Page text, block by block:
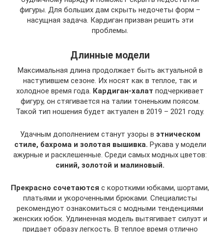
фигуры. Для больших дам скрыть недочеты форм –
насущная задача. Кардиган призван решить эти
проблемы.
Длинные модели
Максимальная длина продолжает быть актуальной в
наступившем сезоне. Их носят как в теплое, так и
холодное время года. Кардиган-халат подчеркивает
фигуру, он стягивается на талии тоненьким поясом.
Такой тип ношения будет актуален в 2019 – 2021 году.
Удачным дополнением станут узоры в этническом
стиле, бахрома и золотая вышивка. Рукава у модели
ажурные и расклешенные. Среди самых модных цветов:
синий, золотой и малиновый.
Прекрасно сочетаются с короткими юбками, шортами,
платьями и укороченными брюками. Специалисты
рекомендуют ознакомиться с модными тенденциями
женских юбок. Удлиненная модель вытягивает силуэт и
придает образу легкость. В теплое время отлично